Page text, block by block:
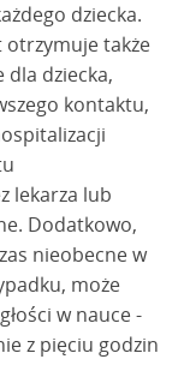
dziecka.
otrzymuje także
dla dziecka,
kontaktu,
lekarza lub
Dodatkowo,
nieobecne w
może
w nauce -
z pięciu godzin